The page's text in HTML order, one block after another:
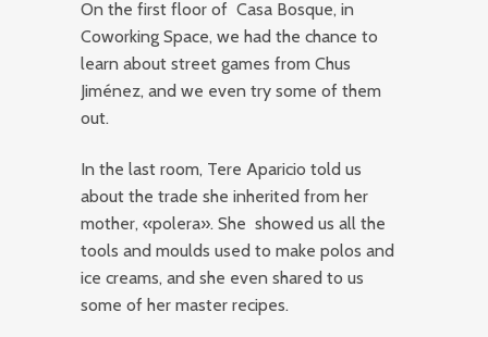
On the first floor of Casa Bosque, in
Coworking Space, we had the chance to
learn about street games from Chus
Jiménez, and we even try some of them
out.
In the last room, Tere Aparicio told us
about the trade she inherited from her
mother, «polera». She showed us all the
tools and moulds used to make polos and
ice creams, and she even shared to us
some of her master recipes.